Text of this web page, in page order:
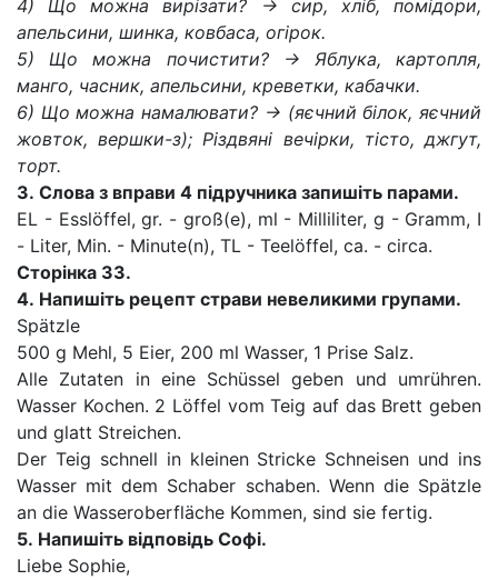
4) Що можна вирізати? -> сир, хліб, помідори,
апельсини, шинка, ковбаса, огірок.
5) Що можна почистити? -> Яблука, картопля,
манго, часник, апельсини, креветки, кабачки.
6) Що можна намалювати? -> (яєчний білок, яєчний
жовток, вершки-з); Різдвяні вечірки, тісто, джгут,
торт.
3. Слова з вправи 4 підручника запишіть парами.
EL - Esslöffel, gr. - groß(e), ml - Milliliter, g - Gramm, I
- Liter, Min. - Minute(n), TL - Teelöffel, ca. - circa.
Сторінка 33.
4. Напишіть рецепт страви невеликими групами.
Spätzle
500 g Mehl, 5 Eier, 200 ml Wasser, 1 Prise Salz.
Alle Zutaten in eine Schüssel geben und umrühren.
Wasser Kochen. 2 Löffel vom Teig auf das Brett geben
und glatt Streichen.
Der Teig schnell in kleinen Stricke Schneisen und ins
Wasser mit dem Schaber schaben. Wenn die Spätzle
an die Wasseroberfläche Kommen, sind sie fertig.
5. Напишіть відповідь Софі.
Liebe Sophie,